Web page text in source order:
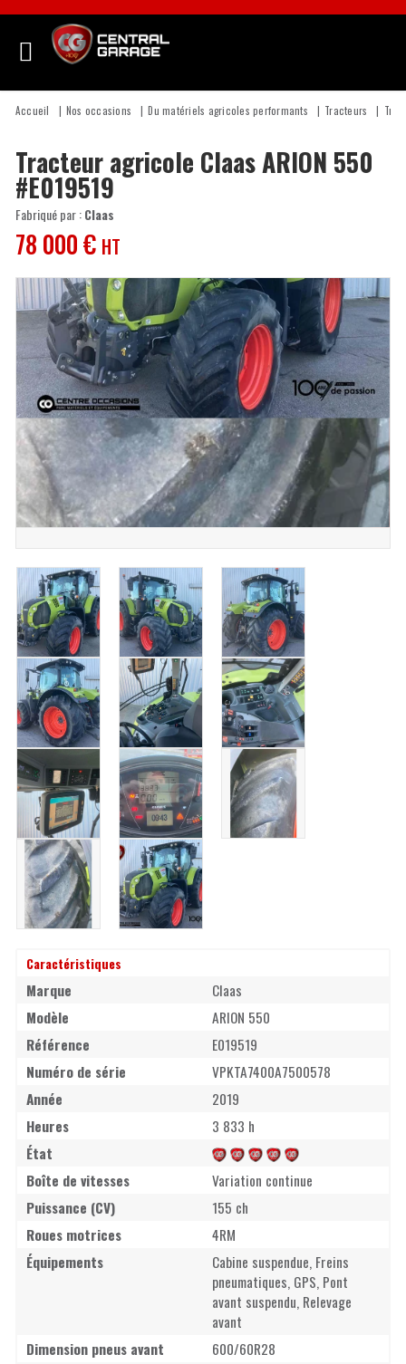
Accueil Nos occasions Du matériels agricoles performants Tracteurs
Tracteur agricole ClaasARION 550
#E019519
78 000€ HT
Fabriqué par :Claas
Caractéristiques
Marque
Claas
Modèle
ARION 550
Référence
E019519
Numéro de série
VPKTA7400A7500578
Année
2019
Heures
3 833 h
État
Boîte de vitesses
Variation continue
Puissance (CV)
155 ch
Roues motrices
4RM
Équipements
Cabine suspendue, Freins
pneumatiques, GPS, Pont
avant suspendu, Relevage
avant
Dimension pneus avant
600/60R28